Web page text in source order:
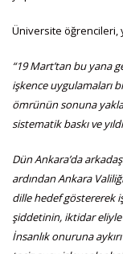
Üniversite öğrencileri,
“19 Mart’tan bu yana
işkence uygulamaları
ömrünün sonuna
sistematik baskı ve
Dün Ankara’da
ardından Ankara
dille hedef göstererek
şiddetinin, iktidar
İnsanlık onuruna